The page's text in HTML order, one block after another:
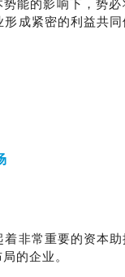
能的影响下，势
成紧密的利益共
非常重要的资本助
的企业。